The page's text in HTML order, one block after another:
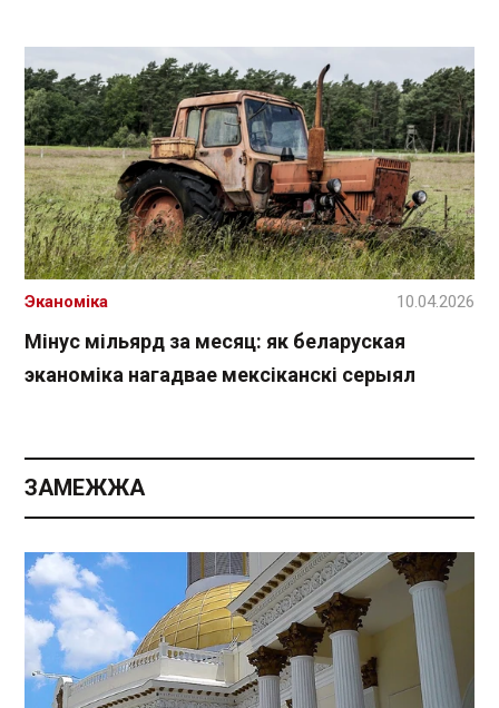
Мінус мільярд за месяц: як беларуская
эканоміка нагадвае мексіканскі серыял
Эканоміка 10.04.2026
ЗАМЕЖЖА